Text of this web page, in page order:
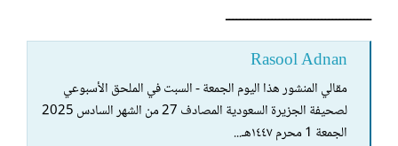
ـــــــــــــــــــــــــــــــــــــــــ
Rasool Adnan
مقالي المنشور هذا اليوم الجمعة - السبت في الملحق الأسبوعي
لصحيفة الجزيرة السعودية المصادف 27 من الشهر السادس 2025
الجمعة 1 محرم ١٤٤٧هـ...